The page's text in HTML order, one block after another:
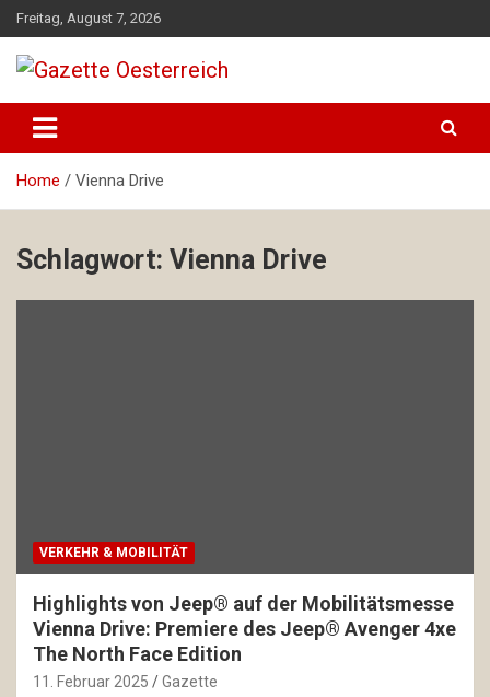
Skip
to
content
Freitag, August 7, 2026
Gazette Oesterreich
Home Vienna Drive
Schlagwort: Vienna Drive
VERKEHR & MOBILITÄT
Highlights von Jeep® auf der Mobilitätsmesse
Vienna Drive: Premiere des Jeep® Avenger 4xe
The North Face Edition
11. Februar 2025 Gazette